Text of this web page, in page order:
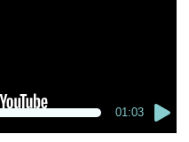
01:03